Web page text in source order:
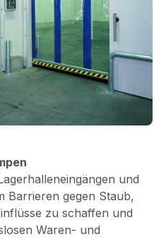
und
Barrieren gegen Staub,
zu schaffen und
Waren- und